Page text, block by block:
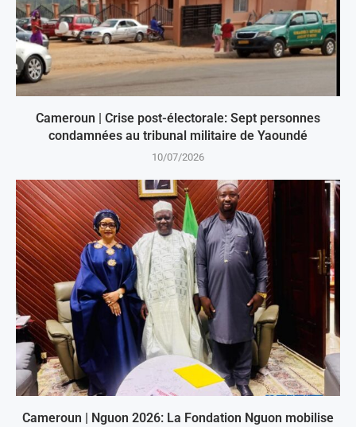
Cameroun | Crise post-électorale: Sept personnes
condamnées au tribunal militaire de Yaoundé
10/07/2026
Cameroun | Nguon 2026: La Fondation Nguon mobilise